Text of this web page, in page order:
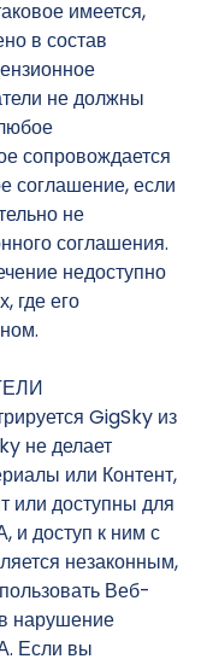
имеется,
в состав
не должны
сопровождается
соглашение, если
не
соглашения.
недоступно
где его
GigSky из
не делает
или Контент,
или доступны для
и доступ к ним с
незаконным,
Веб-
нарушение
Если вы